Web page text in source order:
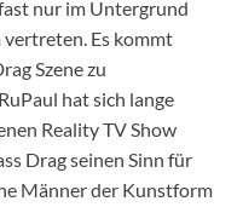
nur im Untergrund
Es kommt
Szene zu
hat sich lange
Reality TV Show
Drag seinen Sinn für
Männer der Kunstform